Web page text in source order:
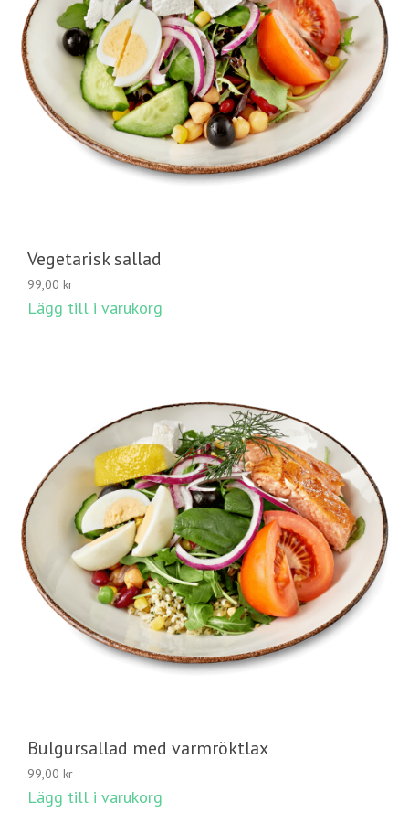
Vegetarisk sallad
99,00 kr
Lägg till i varukorg
Bulgursallad med varmröktlax
99,00 kr
Lägg till i varukorg